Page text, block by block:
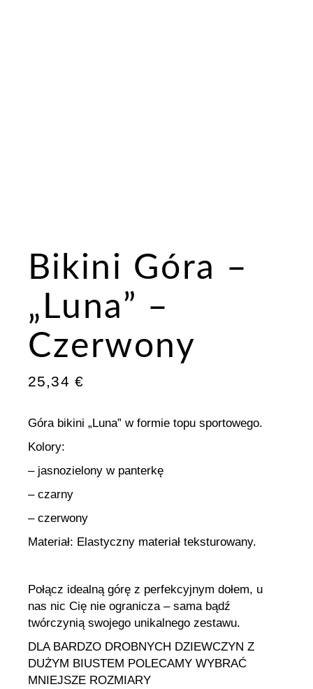
Bikini Góra –
„Luna” –
Czerwony
25,34 €
Góra bikini „Luna” w formie topu sportowego.
Kolory:
– jasnozielony w panterkę
– czarny
– czerwony
Materiał: Elastyczny materiał teksturowany.
Połącz idealną górę z perfekcyjnym dołem, u
nas nic Cię nie ogranicza – sama bądź
twórczynią swojego unikalnego zestawu.
DLA BARDZO DROBNYCH DZIEWCZYN Z
DUŻYM BIUSTEM POLECAMY WYBRAĆ
MNIEJSZE ROZMIARY